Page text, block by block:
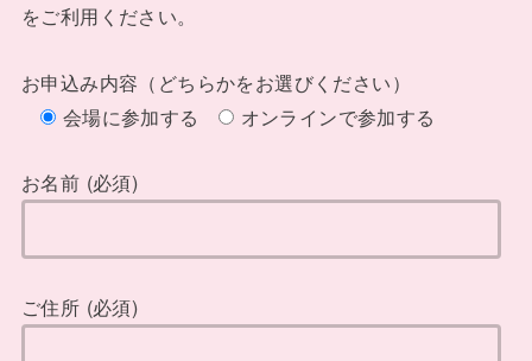
をご利用ください。
お申込み内容（どちらかをお選びください）
会場に参加する
オンラインで参加する
お名前 (必須)
ご住所 (必須)